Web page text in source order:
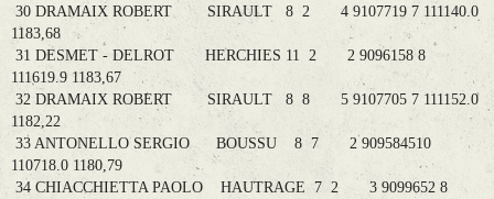
30 DRAMAIX ROBERT SIRAULT 8 2 4 9107719 7 111140.0
1183,68
31 DESMET - DELROT HERCHIES 11 2 2 9096158 8
111619.9 1183,67
32 DRAMAIX ROBERT SIRAULT 8 8 5 9107705 7 111152.0
1182,22
33 ANTONELLO SERGIO BOUSSU 8 7 2 909584510
110718.0 1180,79
34 CHIACCHIETTA PAOLO HAUTRAGE 7 2 3 9099652 8